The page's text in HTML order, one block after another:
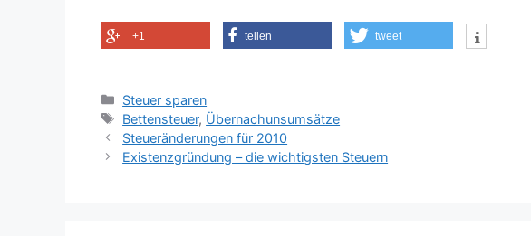
+1 teilen tweet
Kategorien
Steuer sparen
Schlagwörter
Bettensteuer, Übernachunsumsätze
Steueränderungen für 2010
Existenzgründung – die wichtigsten Steuern